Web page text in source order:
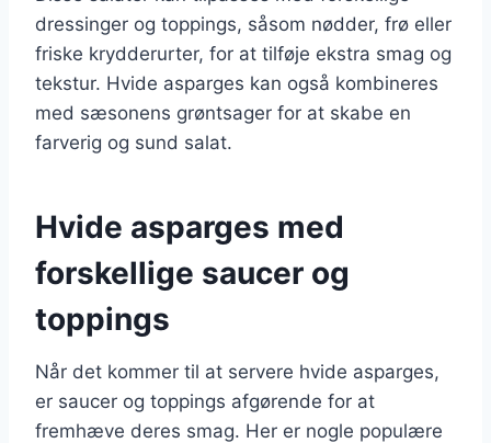
dressinger og toppings, såsom nødder, frø eller
friske krydderurter, for at tilføje ekstra smag og
tekstur. Hvide asparges kan også kombineres
med sæsonens grøntsager for at skabe en
farverig og sund salat.
Hvide asparges med
forskellige saucer og
toppings
Når det kommer til at servere hvide asparges,
er saucer og toppings afgørende for at
fremhæve deres smag. Her er nogle populære